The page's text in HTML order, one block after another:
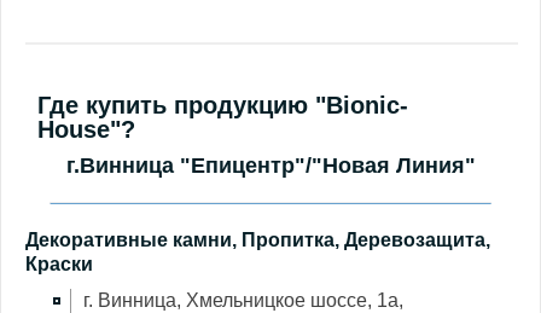
Где купить продукцию "Bionic-
House"?
г.Винница "Епицентр"/"Новая Линия"
Декоративные камни, Пропитка, Деревозащита,
Краски
г. Винница, Хмельницкое шоссе, 1а,